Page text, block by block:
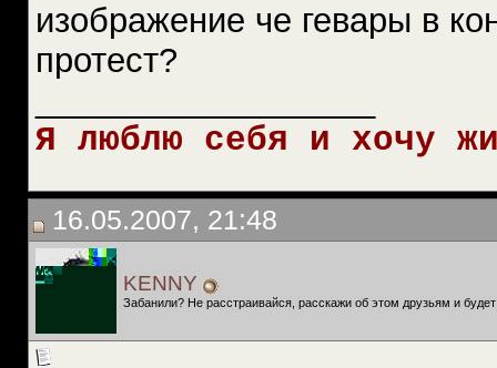
изображение че гевары в
протест?
Я люблю себя и хочу
16.05.2007, 21:48
KENNY
Забанили? Не расстраивайся, расскажи об этом друзьям и